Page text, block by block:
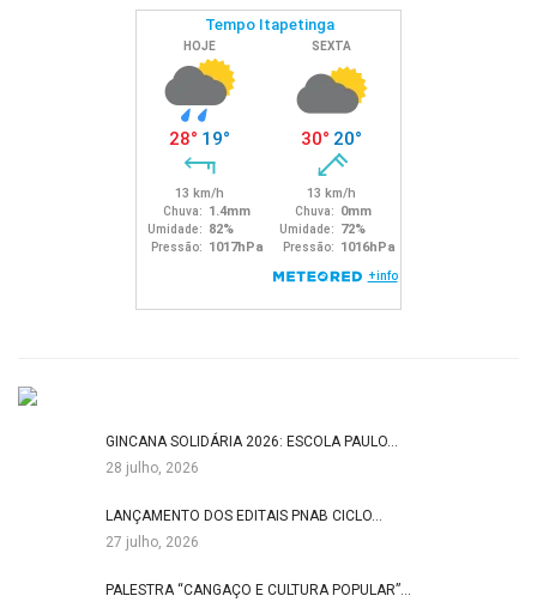
GINCANA SOLIDÁRIA 2026: ESCOLA PAULO…
28 julho, 2026
LANÇAMENTO DOS EDITAIS PNAB CICLO…
27 julho, 2026
PALESTRA “CANGAÇO E CULTURA POPULAR”…